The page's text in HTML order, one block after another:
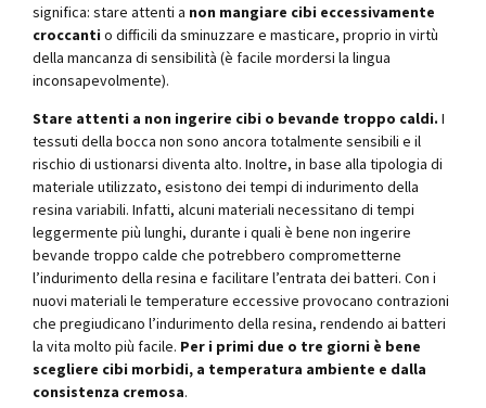
significa: stare attenti a non mangiare cibi eccessivamente
croccanti o difficili da sminuzzare e masticare, proprio in virtù
della mancanza di sensibilità (è facile mordersi la lingua
inconsapevolmente).
Stare attenti a non ingerire cibi o bevande troppo caldi. I
tessuti della bocca non sono ancora totalmente sensibili e il
rischio di ustionarsi diventa alto. Inoltre, in base alla tipologia di
materiale utilizzato, esistono dei tempi di indurimento della
resina variabili. Infatti, alcuni materiali necessitano di tempi
leggermente più lunghi, durante i quali è bene non ingerire
bevande troppo calde che potrebbero comprometterne
l’indurimento della resina e facilitare l’entrata dei batteri. Con i
nuovi materiali le temperature eccessive provocano contrazioni
che pregiudicano l’indurimento della resina, rendendo ai batteri
la vita molto più facile. Per i primi due o tre giorni è bene
scegliere cibi morbidi, a temperatura ambiente e dalla
consistenza cremosa.